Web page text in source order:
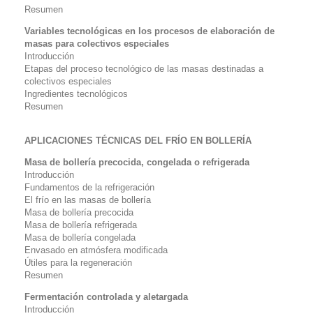
Resumen
Variables tecnológicas en los procesos de elaboración de
masas para colectivos especiales
Introducción
Etapas del proceso tecnológico de las masas destinadas a
colectivos especiales
Ingredientes tecnológicos
Resumen
APLICACIONES TÉCNICAS DEL FRÍO EN BOLLERÍA
Masa de bollería precocida, congelada o refrigerada
Introducción
Fundamentos de la refrigeración
El frío en las masas de bollería
Masa de bollería precocida
Masa de bollería refrigerada
Masa de bollería congelada
Envasado en atmósfera modificada
Útiles para la regeneración
Resumen
Fermentación controlada y aletargada
Introducción